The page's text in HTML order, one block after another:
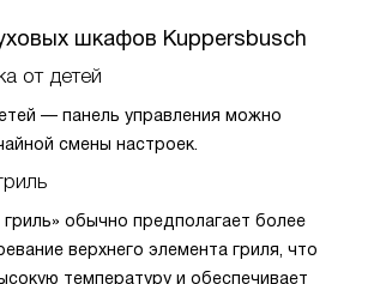
шкафов Kuppersbusch
от детей
— панель управления можно
смены настроек.
обычно предполагает более
верхнего элемента гриля, что
температуру и обеспечивает